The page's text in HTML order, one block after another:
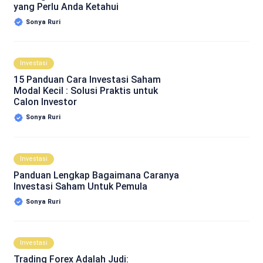
yang Perlu Anda Ketahui
Sonya Ruri
Investasi
15 Panduan Cara Investasi Saham
Modal Kecil : Solusi Praktis untuk
Calon Investor
Sonya Ruri
Investasi
Panduan Lengkap Bagaimana Caranya
Investasi Saham Untuk Pemula
Sonya Ruri
Investasi
Trading Forex Adalah Judi: